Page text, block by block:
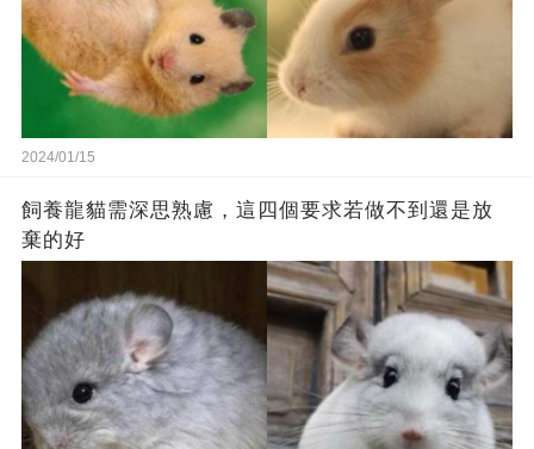
2024/01/15
飼養龍貓需深思熟慮，這四個要求若做不到還是放
棄的好